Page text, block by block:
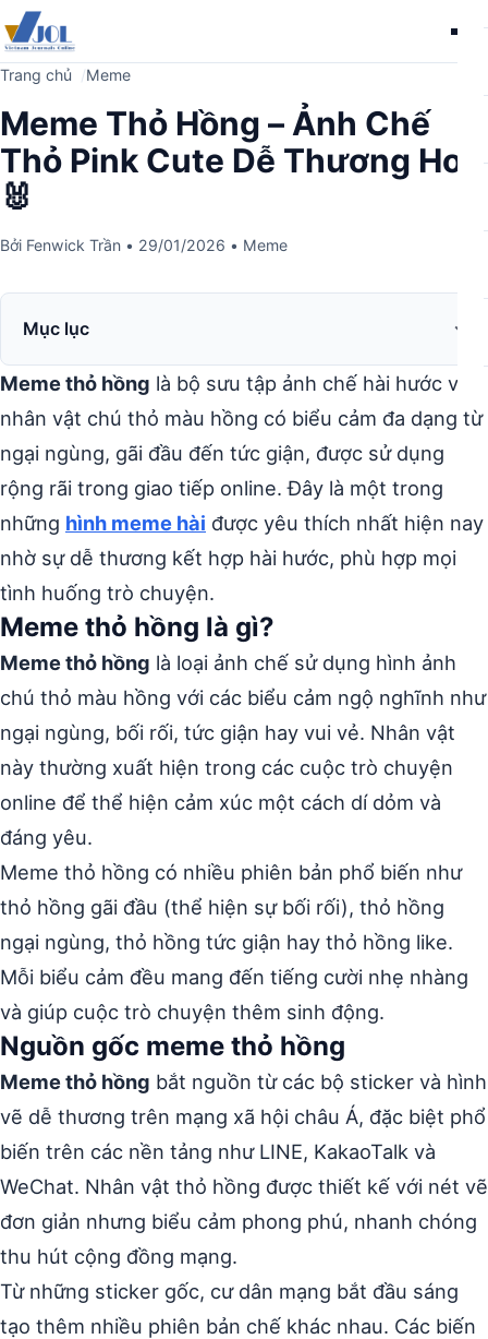
Trang chủ Meme
Meme Thỏ Hồng – Ảnh Chế
Thỏ Pink Cute Dễ Thương Hot
🐰
Bởi Fenwick Trần • 29/01/2026 • Meme
Mục lục
Meme thỏ hồng là bộ sưu tập ảnh chế hài hước với
nhân vật chú thỏ màu hồng có biểu cảm đa dạng từ
ngại ngùng, gãi đầu đến tức giận, được sử dụng
rộng rãi trong giao tiếp online. Đây là một trong
những hình meme hài được yêu thích nhất hiện nay
nhờ sự dễ thương kết hợp hài hước, phù hợp mọi
tình huống trò chuyện.
Meme thỏ hồng là gì?
Meme thỏ hồng là loại ảnh chế sử dụng hình ảnh
chú thỏ màu hồng với các biểu cảm ngộ nghĩnh như
ngại ngùng, bối rối, tức giận hay vui vẻ. Nhân vật
này thường xuất hiện trong các cuộc trò chuyện
online để thể hiện cảm xúc một cách dí dỏm và
đáng yêu.
Meme thỏ hồng có nhiều phiên bản phổ biến như
thỏ hồng gãi đầu (thể hiện sự bối rối), thỏ hồng
ngại ngùng, thỏ hồng tức giận hay thỏ hồng like.
Mỗi biểu cảm đều mang đến tiếng cười nhẹ nhàng
và giúp cuộc trò chuyện thêm sinh động.
Nguồn gốc meme thỏ hồng
Meme thỏ hồng bắt nguồn từ các bộ sticker và hình
vẽ dễ thương trên mạng xã hội châu Á, đặc biệt phổ
biến trên các nền tảng như LINE, KakaoTalk và
WeChat. Nhân vật thỏ hồng được thiết kế với nét vẽ
đơn giản nhưng biểu cảm phong phú, nhanh chóng
thu hút cộng đồng mạng.
Từ những sticker gốc, cư dân mạng bắt đầu sáng
tạo thêm nhiều phiên bản chế khác nhau. Các biến